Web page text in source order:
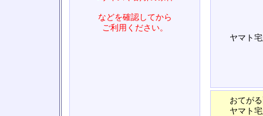
などを確認してから
ご利用ください。
ヤマト
おてが
ヤマト